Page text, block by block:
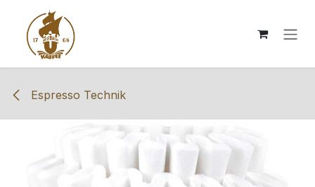
Zum Inhalt springen
Espresso Technik